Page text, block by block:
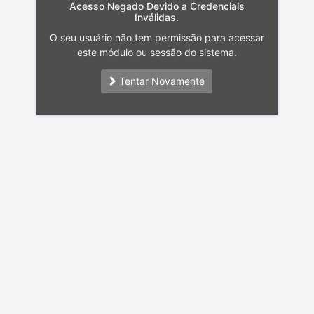
Acesso Negado Devido a Credenciais
Inválidas.
O seu usuário não tem permissão para acessar
este módulo ou sessão do sistema.
Tentar Novamente